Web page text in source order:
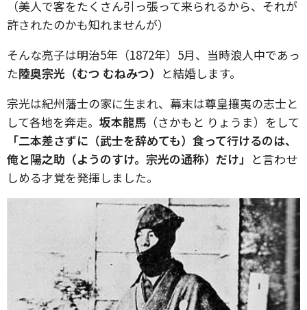
（美人で客をたくさん引っ張って来られるから、それが
許されたのかも知れませんが）
そんな亮子は明治5年（1872年）5月、当時浪人中であっ
た陸奥宗光（むつ むねみつ） と結婚します。
宗光は紀州藩士の家に生まれ、幕末は尊皇攘夷の志士と
して各地を奔走。 坂本龍馬 （さかもと りょうま）をして
「二本差さずに（武士を辞めても）食って行けるのは、
俺と陽之助（ようのすけ。宗光の通称）だけ」 と言わせ
しめる才覚を発揮しました。